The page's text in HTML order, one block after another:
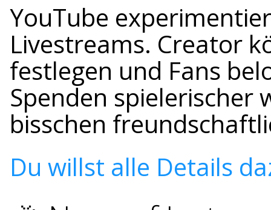
YouTube
Livestreams. Creator
festlegen und Fans
Spenden spielerischer
bisschen
Du willst alle Details